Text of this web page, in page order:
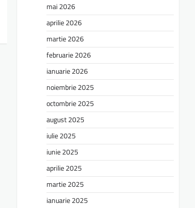
mai 2026
aprilie 2026
martie 2026
februarie 2026
ianuarie 2026
noiembrie 2025
octombrie 2025
august 2025
iulie 2025
iunie 2025
aprilie 2025
martie 2025
ianuarie 2025